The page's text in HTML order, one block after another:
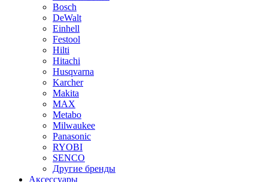
Bosch
DeWalt
Einhell
Festool
Hilti
Hitachi
Husqvarna
Karcher
Makita
MAX
Metabo
Milwaukee
Panasonic
RYOBI
SENCO
Другие бренды
Аксессуары